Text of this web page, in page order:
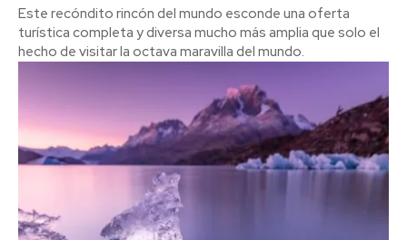
Este recóndito rincón del mundo esconde una oferta
turística completa y diversa mucho más amplia que solo el
hecho de visitar la octava maravilla del mundo.